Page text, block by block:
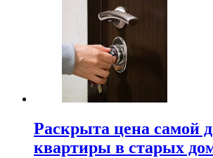
Раскрыта цена самой
квартиры в старых